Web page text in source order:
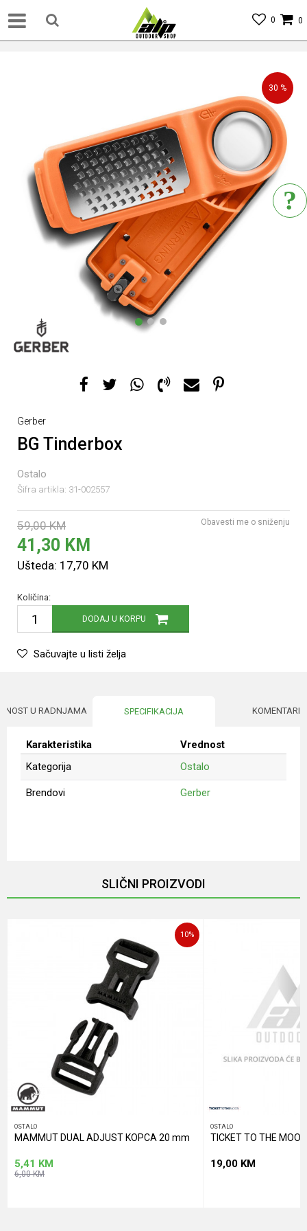
0
0
1 2 3
30 %
Gerber
BG Tinderbox
Ostalo
Šifra artikla: 31-002557
59,00 KM
41,30 KM
Ušteda: 17,70 KM
Obavesti me o sniženju
Količina:
DODAJ U KORPU
Sačuvajte u listi želja
U RADNJAMA SPECIFIKACIJA KOMENTARI
Karakteristika
Vrednost
Kategorija
Ostalo
Brendovi Gerber
SLIČNI PROIZVODI
10%
OSTALO
MAMMUT DUAL ADJUST KOPCA 20 mm
5,41 KM
6,00KM
OSTALO
TICKET TO THE
19,00 KM